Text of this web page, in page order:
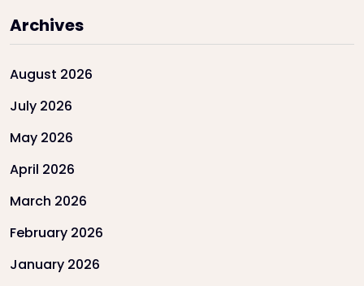
Archives
August 2026
July 2026
May 2026
April 2026
March 2026
February 2026
January 2026